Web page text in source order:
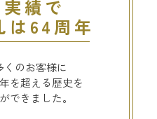
績で
は64周年
くのお客様に
を超える歴史を
できました。